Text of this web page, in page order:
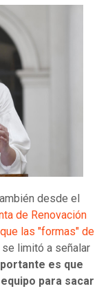
desde el
de Renovación
las "formas" de
se limitó a señalar
es que
para sacar